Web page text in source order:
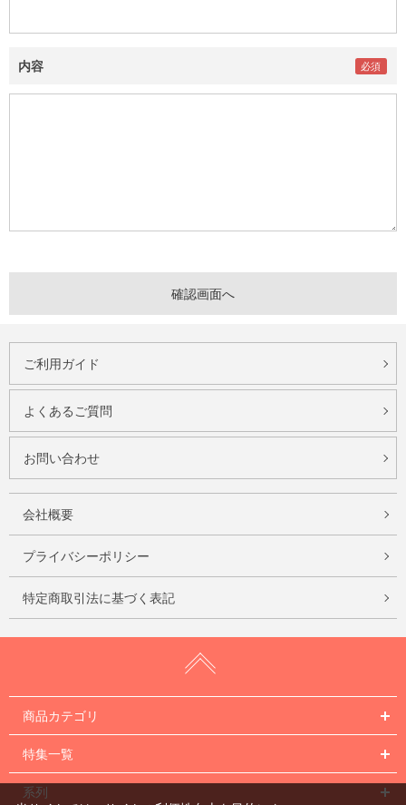
内容
ご利用ガイド
よくあるご質問
お問い合わせ
会社概要
プライバシーポリシー
特定商取引法に基づく表記
商品カテゴリ
特集一覧
系列